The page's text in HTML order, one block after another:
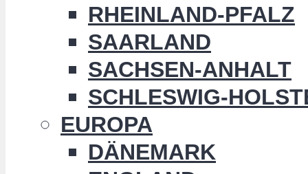
RHEINLAND-PFALZ
SAARLAND
SACHSEN-ANHALT
SCHLESWIG-
EUROPA
DÄNEMARK